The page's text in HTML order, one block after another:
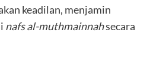
keadilan, menjamin
nafs al-muthmainnahsecara